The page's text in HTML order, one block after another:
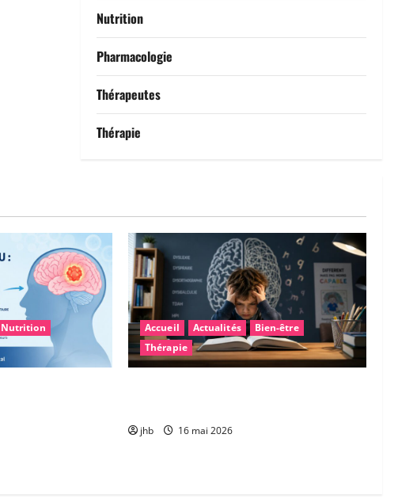
Nutrition
Pharmacologie
Thérapeutes
Thérapie
Nutrition
Accueil Actualités
Bien-être
Thérapie
jhb 16 mai 2026